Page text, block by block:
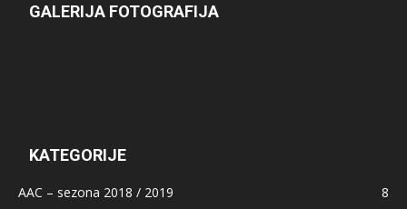
GALERIJA FOTOGRAFIJA
KATEGORIJE
AAC – sezona 2018 / 2019
8